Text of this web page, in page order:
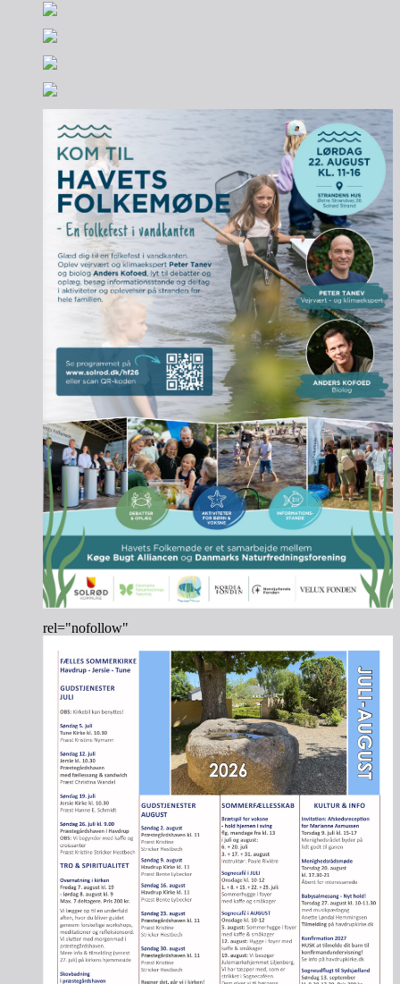
rel="nofollow"